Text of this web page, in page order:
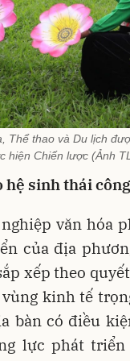
Thể thao và Du lịch
hiện Chiến lược (Ảnh
sinh thái
văn hóa
của địa
xếp theo
kinh tế
bàn có điều
lực phát triển